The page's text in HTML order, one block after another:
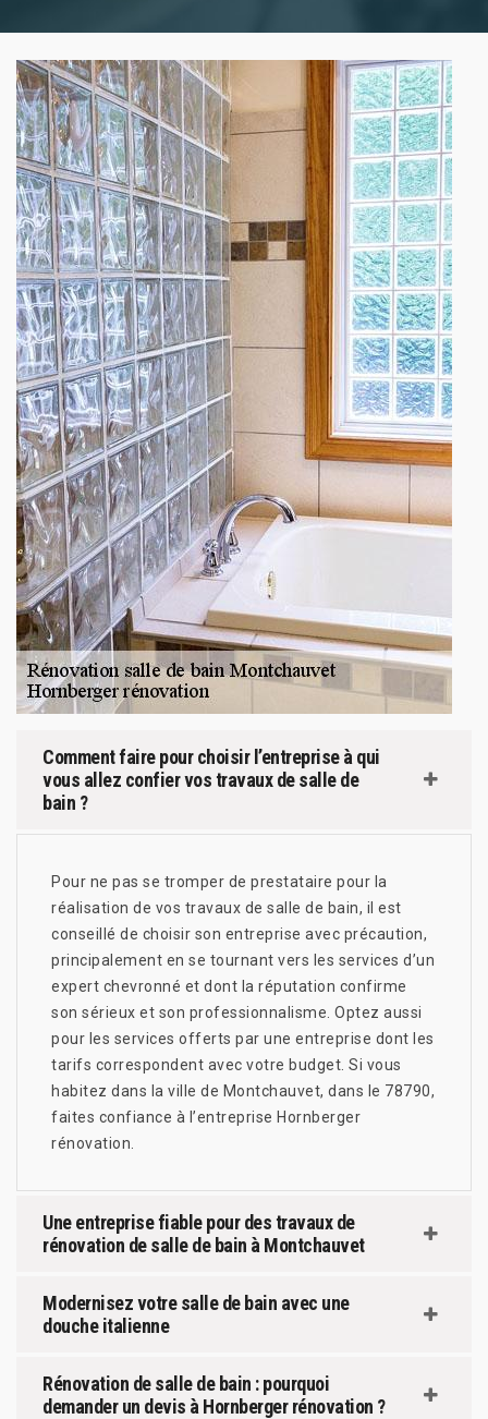
Comment faire pour choisir l’entreprise à qui
vous allez confier vos travaux de salle de
bain ?
Pour ne pas se tromper de prestataire pour la
réalisation de vos travaux de salle de bain, il est
conseillé de choisir son entreprise avec précaution,
principalement en se tournant vers les services d’un
expert chevronné et dont la réputation confirme
son sérieux et son professionnalisme. Optez aussi
pour les services offerts par une entreprise dont les
tarifs correspondent avec votre budget. Si vous
habitez dans la ville de Montchauvet, dans le 78790,
faites confiance à l’entreprise Hornberger
rénovation.
Une entreprise fiable pour des travaux de
rénovation de salle de bain à Montchauvet
Modernisez votre salle de bain avec une
douche italienne
Rénovation de salle de bain : pourquoi
demander un devis à Hornberger rénovation ?